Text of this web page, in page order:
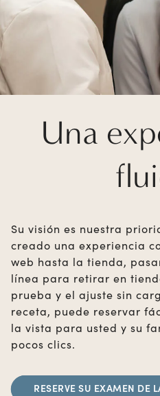
Una
Su visión es nuestra
creado una experiencia
web hasta la tienda,
línea para retirar en
prueba y el ajuste sin
receta, puede reservar
la vista para usted y su
pocos clics.
RESERVE SU EXAMEN DE